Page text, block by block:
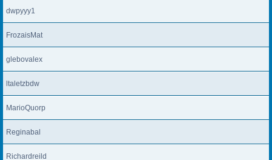
dwpyyy1
FrozaisMat
glebovalex
ltaletzbdw
MarioQuorp
Reginabal
Richardreild